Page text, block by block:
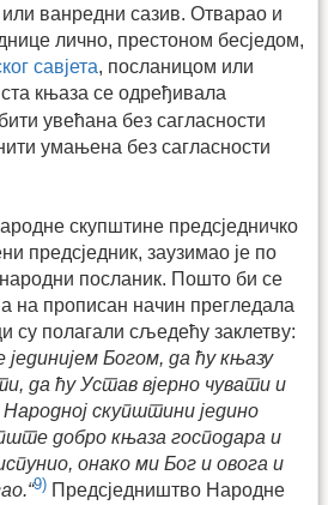
ванредни сазив. Отварао и
лично, престоном бесједом,
савјета, посланицом или
књаза се одређивала
увећана без сагласности
умањена без сагласности
скупштине предсједничко
предсједник, заузимао је по
народни посланик. Пошто би се
на прописан начин прегледала
су полагали сљедећу заклетву:
Богом, да ћу књазу
да ћу Устав вјерно чувати и
скупштини једино
добро књаза господара и
онако ми Бог и овога и
9) Предсједништво Народне